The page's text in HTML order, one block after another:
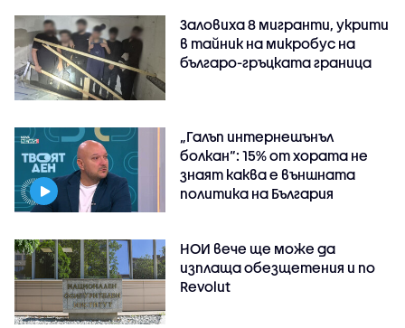
Заловиха 8 мигранти, укрити
в тайник на микробус на
българо-гръцката граница
„Галъп интернешънъл
болкан“: 15% от хората не
знаят каква е външната
политика на България
НОИ вече ще може да
изплаща обезщетения и по
Revolut